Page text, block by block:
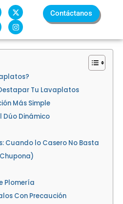
X
-
t
w
i
t
t
I
n
s
t
a
g
r
Contáctanos
Tu Lavaplatos
Más Simple
Dúo Dinámico
Cuando lo Casero No Basta
Plomería
Con Precaución